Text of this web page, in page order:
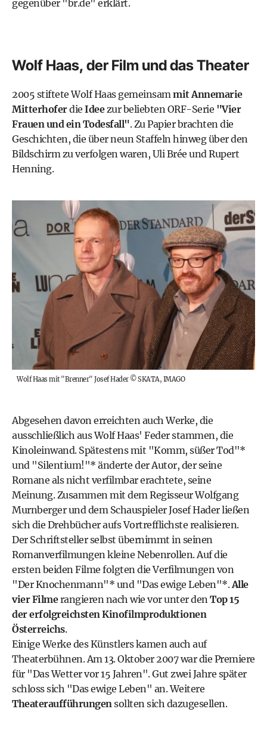
gegenüber "br.de" erklärt.
Wolf Haas, der Film und das Theater
2005 stiftete Wolf Haas gemeinsammit Annemarie
Mitterhoferdie Ideezur beliebten ORF-Serie "Vier
Frauen und ein Todesfall". Zu Papier brachten die
Geschichten, die über neun Staffeln hinweg über den
Bildschirm zu verfolgen waren, Uli Brée und Rupert
Henning.
Wolf Haas mit "Brenner" Josef Hader©SKATA, IMAGO
Abgesehen davon erreichten auch Werke, die
ausschließlich aus Wolf Haas' Feder stammen, die
Kinoleinwand. Spätestens mit "Komm, süßer Tod"*
und "Silentium! "* änderte der Autor, der seine
Romane als nicht verfilmbar erachtete, seine
Meinung. Zusammen mit dem Regisseur Wolfgang
Murnberger und dem SchauspielerJosef Haderließen
sich die Drehbücher aufs Vortrefflichste realisieren.
Der Schriftsteller selbst übernimmt in seinen
Romanverfilmungen kleine Nebenrollen. Auf die
ersten beiden Filme folgten die Verfilmungen von
"Der Knochenmann"* und "Das ewige Leben "*.Alle
vier Filmerangieren nach wie vor unter den Top 15
der erfolgreichsten Kinofilmproduktionen
Österreichs.
Einige Werke des Künstlers kamen auch auf
Theaterbühnen. Am 13. Oktober 2007 war die Premiere
für "Das Wetter vor 15 Jahren". Gut zwei Jahre später
schloss sich "Das ewige Leben" an. Weitere
Theateraufführungen sollten sich dazugesellen.